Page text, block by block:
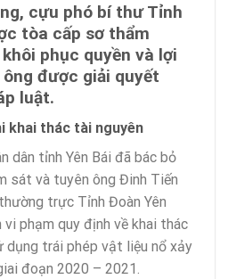
cựu phó bí thư Tỉnh
tòa cấp sơ thẩm
phục quyền và lợi
được giải quyết
luật.
khai thác tài nguyên
dân tỉnh Yên Bái đã bác bỏ
sát và tuyên ông Đinh Tiến
trực Tỉnh Đoàn Yên
phạm quy định về khai thác
dụng trái phép vật liệu nổ xảy
đoạn 2020 – 2021.